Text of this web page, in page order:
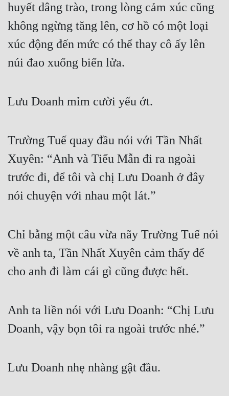
huyết dâng trào, trong lòng cảm xúc cũng
không ngừng tăng lên, cơ hồ có một loại
xúc động đến mức có thể thay cô ấy lên
núi đao xuống biển lửa.
Lưu Doanh mỉm cười yếu ớt.
Trường Tuế quay đầu nói với Tần Nhất
Xuyên: “Anh và Tiểu Mẫn đi ra ngoài
trước đi, để tôi và chị Lưu Doanh ở đây
nói chuyện với nhau một lát.”
Chỉ bằng một câu vừa nãy Trường Tuế nói
về anh ta, Tần Nhất Xuyên cảm thấy để
cho anh đi làm cái gì cũng được hết.
Anh ta liền nói với Lưu Doanh: “Chị Lưu
Doanh, vậy bọn tôi ra ngoài trước nhé.”
Lưu Doanh nhẹ nhàng gật đầu.